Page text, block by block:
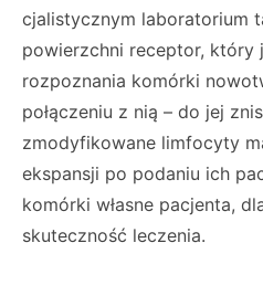
cjalistycznym laboratorium
powierzchni receptor, który
rozpoznania komórki
połączeniu z nią – do jej
zmodyfikowane limfocyty
ekspansji po podaniu ich
komórki własne pacjenta,
skuteczność leczenia.